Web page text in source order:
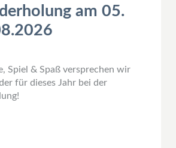
am 05.
Spiel & Spaß versprechen wir
für dieses Jahr bei der